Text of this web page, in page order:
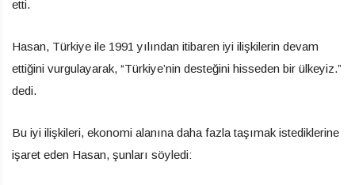
etti.
Hasan, Türkiye ile 1991 yılından itibaren iyi ilişkilerin devam
ettiğini vurgulayarak, “Türkiye’nin desteğini hisseden bir ülkeyiz.”
dedi.
Bu iyi ilişkileri, ekonomi alanına daha fazla taşımak istediklerine
işaret eden Hasan, şunları söyledi: